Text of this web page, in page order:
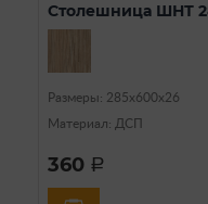
Столешница ШНТ
Размеры: 285х600х26
Материал: ДСП
360 a